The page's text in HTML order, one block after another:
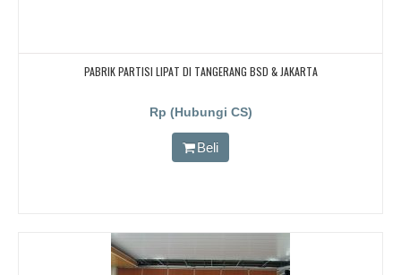
PABRIK PARTISI LIPAT DI TANGERANG BSD & JAKARTA
Rp (Hubungi CS)
Beli